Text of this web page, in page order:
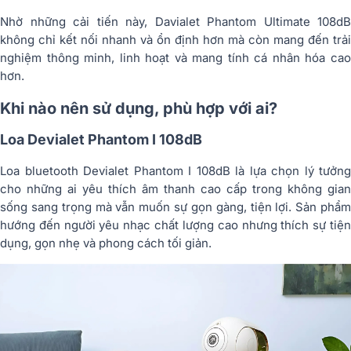
Nhờ những cải tiến này, Davialet Phantom Ultimate 108dB
không chỉ kết nối nhanh và ổn định hơn mà còn mang đến trải
nghiệm thông minh, linh hoạt và mang tính cá nhân hóa cao
hơn.
Khi nào nên sử dụng, phù hợp với ai?
Loa Devialet Phantom I 108dB
Loa bluetooth Devialet Phantom I 108dB là lựa chọn lý tưởng
cho những ai yêu thích âm thanh cao cấp trong không gian
sống sang trọng mà vẫn muốn sự gọn gàng, tiện lợi. Sản phẩm
hướng đến người yêu nhạc chất lượng cao nhưng thích sự tiện
dụng, gọn nhẹ và phong cách tối giản.